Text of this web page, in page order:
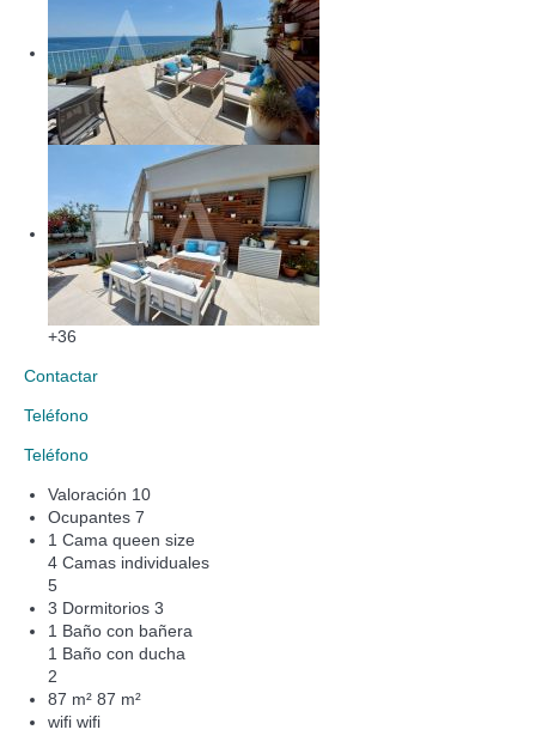
+36
Contactar
Teléfono
Teléfono
Valoración 10
Ocupantes 7
1 Cama queen size
4 Camas individuales
5
3 Dormitorios 3
1 Baño con bañera
1 Baño con ducha
2
87 m² 87 m²
wifi wifi